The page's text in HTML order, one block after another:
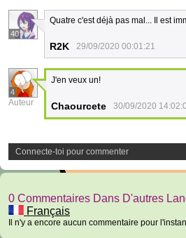
40
Quatre c'est déjà pas mal... Il est
R2K 29/09/2020 00:01:21
4
Auteur
J'en veux un!
Chaourcete 30/09/2020
Connecte-toi pour commenter
0 Commentaires Dans D'autres
Français
Il n'y a encore aucun commentaire pour